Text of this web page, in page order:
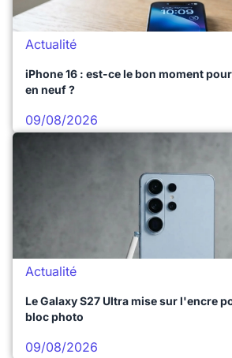
Actualité
iPhone 16 : est-ce le bon moment
en neuf ?
09/08/2026
Actualité
Le Galaxy S27 Ultra mise sur l'encre
bloc photo
09/08/2026